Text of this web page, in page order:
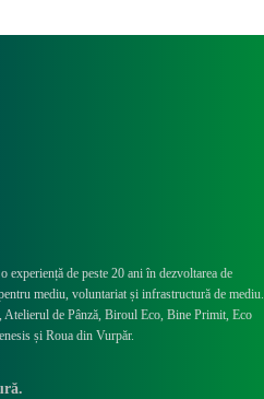
experiență de peste 20 ani în dezvoltarea de
mediu, voluntariat și infrastructură de mediu.
Atelierul de Pânză, Biroul Eco, Bine Primit, Eco
și Roua din Vurpăr.